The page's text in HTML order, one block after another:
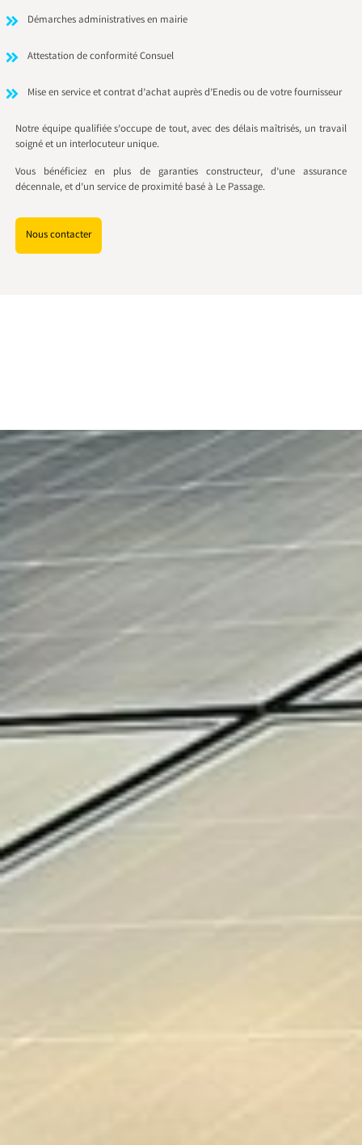
Démarches administratives en mairie
Attestation de conformité Consuel
Mise en service et contrat d’achat auprès d’Enedis ou de votre fournisseur
Notre équipe qualifiée s’occupe de tout, avec des délais maîtrisés, un travail
soigné et un interlocuteur unique.
Vous bénéficiez en plus de garanties constructeur, d’une assurance
décennale, et d’un service de proximité basé à Le Passage.
Nous contacter